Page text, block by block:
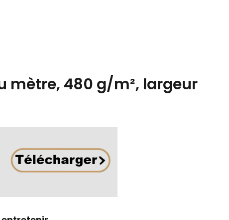
mètre, 480 g/m², largeur